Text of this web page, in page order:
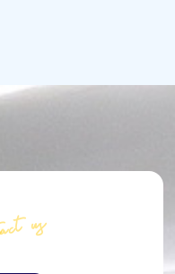
us